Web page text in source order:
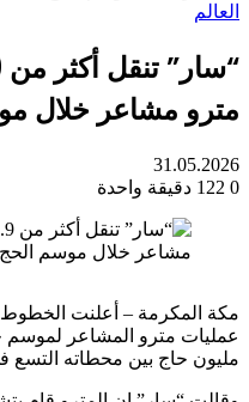
العالم
مترو مشاعر خلال
31.05.2026
0
دقيقة واحدة
مكة المكرمة – أعلنت الخطوط
مليون حاج بين محطاته